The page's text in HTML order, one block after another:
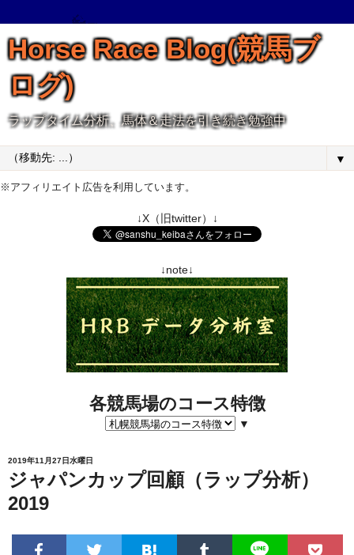
Horse Race Blog(競馬ブ
ログ)
ラップタイム分析、馬体＆走法を引き続き勉強中
▼
※アフィリエイト広告を利用しています。
↓X（旧twitter）↓
↓note↓
各競馬場のコース特徴
▼
2019年11月27日水曜日
ジャパンカップ回顧（ラップ分析）
2019